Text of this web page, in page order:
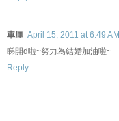
車厘 April 15, 2011 at 6:49 AM
睇開d啦~努力為結婚加油啦~
Reply